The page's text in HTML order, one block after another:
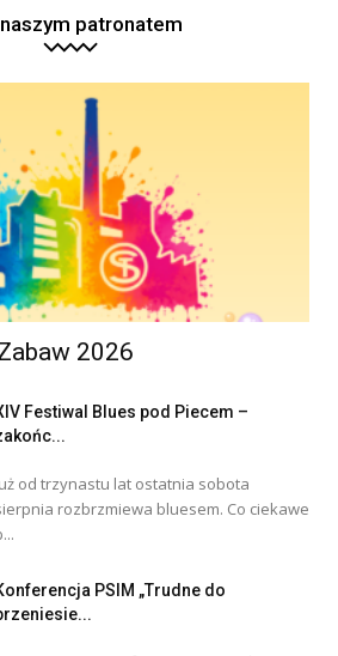
patronatem
2026
Festiwal Blues pod Piecem –
od trzynastu lat ostatnia sobota
rozbrzmiewa bluesem. Co ciekawe
PSIM „Trudne do